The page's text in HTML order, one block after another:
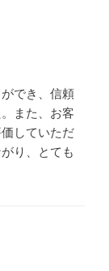
でき、信頼
また、お客
していただ
り、とても